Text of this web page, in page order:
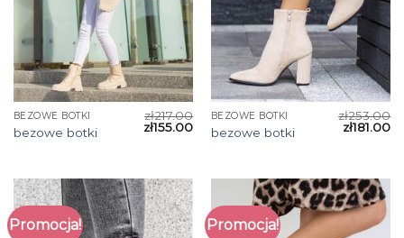
BEZOWE BOTKI
bezowe botki
zł217.00
zł155.00
BEZOWE BOTKI
bezowe botki
zł253.00
zł181.00
Promocja! Promocja!